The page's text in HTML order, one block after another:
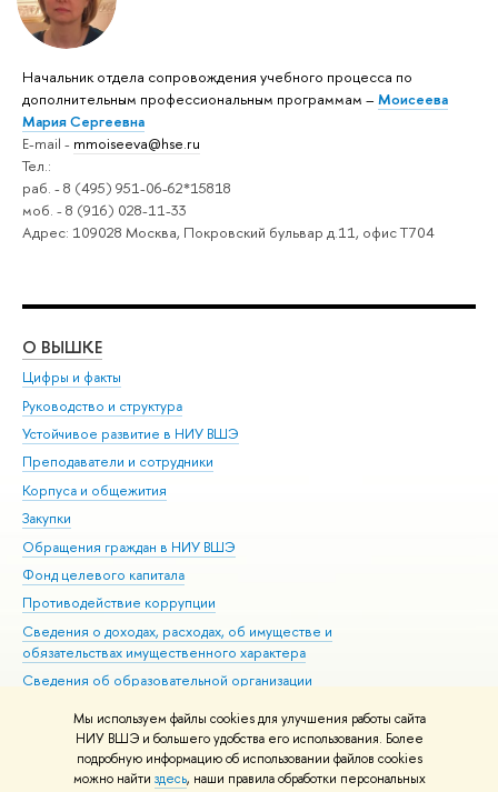
Мы используем файлы cookies для улучшения работы сайта
НИУ ВШЭ и большего удобства его использования. Более
подробную информацию об использовании файлов cookies
можно найти здесь, наши правила обработки персональных
Начальник отдела сопровождения учебного процесса по
дополнительным профессиональным программам – Моисеева
Мария Сергеевна
E-mail - mmoiseeva@hse.ru
Тел.:
раб. - 8 (495) 951-06-62*15818
моб. - 8 (916) 028-11-33
Адрес: 109028 Москва, Покровский бульвар д.11, офис Т704
О ВЫШКЕ
Цифры и факты
Руководство и структура
Устойчивое развитие в НИУ ВШЭ
Преподаватели и сотрудники
Корпуса и общежития
Закупки
Обращения граждан в НИУ ВШЭ
Фонд целевого капитала
Противодействие коррупции
Сведения о доходах, расходах, об имуществе и
обязательствах имущественного характера
Сведения об образовательной организации
Людям с ограниченными возможностями здоровья
Единая платежная страница
Работа в Вышке